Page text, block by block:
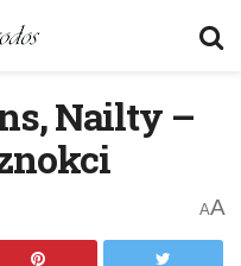
Nailty –
AA